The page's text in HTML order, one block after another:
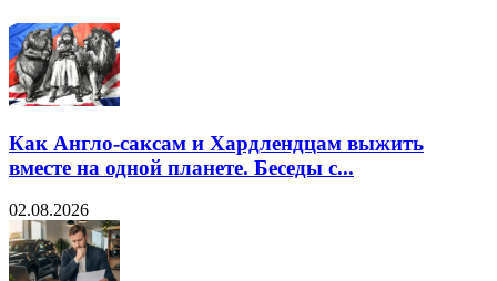
Как Англо-саксам и Хардлендцам выжить
вместе на одной планете. Беседы с...
02.08.2026